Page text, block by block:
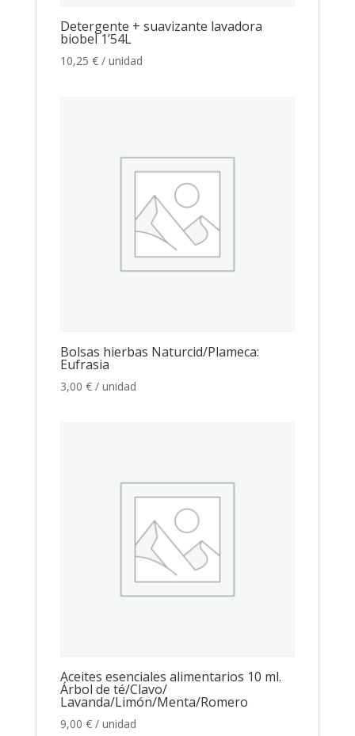
Detergente + suavizante lavadora
biobel 1’54L
10,25 € / unidad
Bolsas hierbas Naturcid/Plameca:
Eufrasia
3,00 € / unidad
Aceites esenciales alimentarios 10 ml.
Árbol de té/Clavo/
Lavanda/Limón/Menta/Romero
9,00 € / unidad